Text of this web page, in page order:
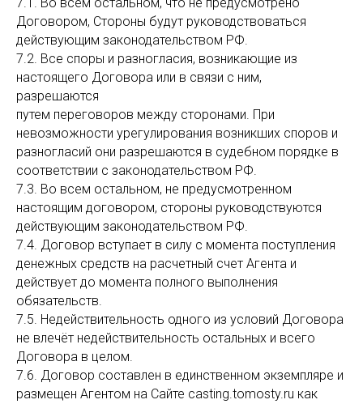
Договором, Стороны будут руководствоваться
действующим законодательством РФ.
7.2. Все споры и разногласия, возникающие из
настоящего Договора или в связи с ним,
разрешаются
путем переговоров между сторонами. При
невозможности урегулирования возникших споров и
разногласий они разрешаются в судебном порядке в
соответствии с законодательством РФ.
7.3. Во всем остальном, не предусмотренном
настоящим договором, стороны руководствуются
действующим законодательством РФ.
7.4. Договор вступает в силу с момента поступления
денежных средств на расчетный счет Агента и
действует до момента полного выполнения
обязательств.
7.5. Недействительность одного из условий Договора
не влечёт недействительность остальных и всего
Договора в целом.
7.6. Договор составлен в единственном экземпляре и
размещен Агентом на Сайте casting.tomosty.ru как